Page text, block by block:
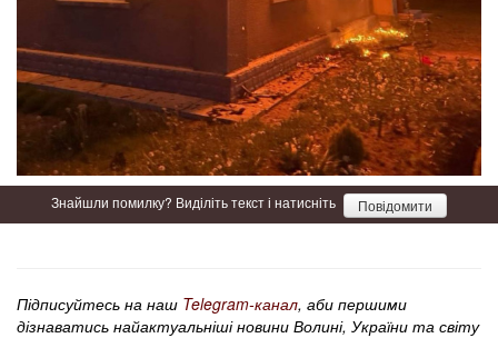
Знайшли помилку? Виділіть текст і натисніть Повідомити
Підписуйтесь на наш Telegram-канал, аби першими
дізнаватись найактуальніші новини Волині, України та світу